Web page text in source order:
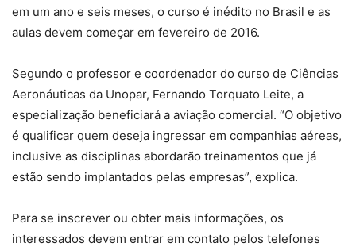
em um ano e seis meses, o curso é inédito no Brasil e as
aulas devem começar em fevereiro de 2016.
Segundo o professor e coordenador do curso de Ciências
Aeronáuticas da Unopar, Fernando Torquato Leite, a
especialização beneficiará a aviação comercial. “O objetivo
é qualificar quem deseja ingressar em companhias aéreas,
inclusive as disciplinas abordarão treinamentos que já
estão sendo implantados pelas empresas”, explica.
Para se inscrever ou obter mais informações, os
interessados devem entrar em contato pelos telefones